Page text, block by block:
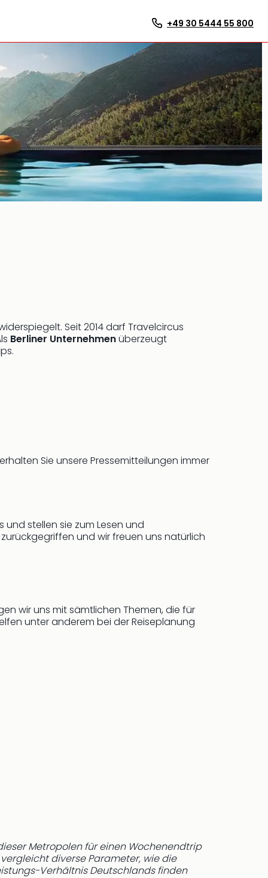
+49 30 5444 55 800
Seit 2014 darf Travelcircus
Berliner Unternehmenüberzeugt
Sie unsere Pressemitteilungen immer
und stellen sie zum Lesen und
und wir freuen uns natürlich
wir uns mit sämtlichen Themen, die für
unter anderem bei der Reiseplanung
Metropolen für einen Wochenendtrip
diverse Parameter, wie die
Verhältnis Deutschlands finden